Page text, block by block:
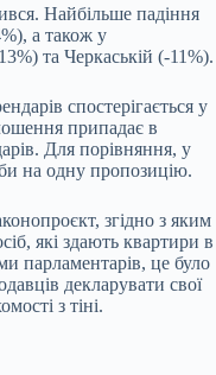
Найбільше падіння
а також у
та Черкаській (-11%).
спостерігається у
припадає в
Для порівняння, у
на одну пропозицію.
згідно з яким
які здають квартири в
парламентарів, це було
декларувати свої
з тіні.